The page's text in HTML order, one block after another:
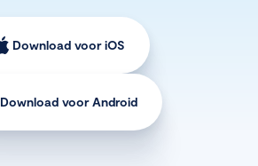
Download voor iOS
Download voor Android